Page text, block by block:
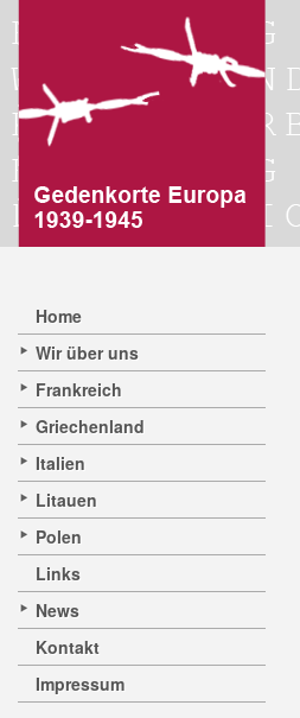
Home
Wir über uns
Frankreich
Griechenland
Italien
Litauen
Polen
Links
News
Kontakt
Impressum